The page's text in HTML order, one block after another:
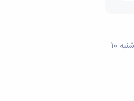
به استحضار می رساند جلسه پرسش و پاسخ دانشجویان با هیات رئیسه محترم دانشکده مهندسی به مناسبت هفته آموزش در تاریخ یکشنبه 10